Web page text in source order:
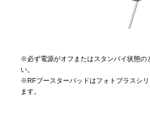
※必ず電源がオフまたはスタンバイ状態の
い。
※RFブースターパッドはフォトプラスシ
ます。